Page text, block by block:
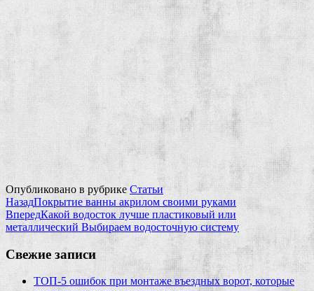
Опубликовано в рубрикеСтатьи
НазадПокрытие ванны акрилом своими руками
ВпередКакой водосток лучше пластиковый или
металлический Выбираем водосточную систему
Свежие записи
ТОП-5 ошибок при монтаже въездных ворот, которые